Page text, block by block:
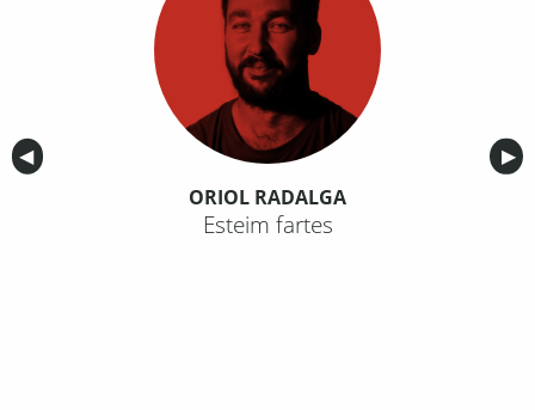
Anterior
◀︎ ▶︎
ORIOL RADALGA
Esteim fartes